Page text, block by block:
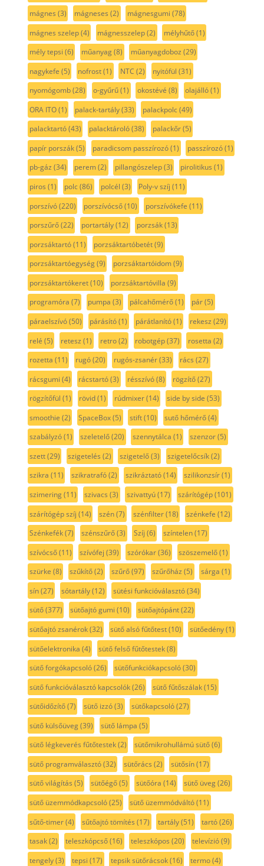
mágnes (3) mágneses (2) mágnesgumi (78)
mágnes szelep(4) mágnesszelep(2) mélyhűtő(1)
mély tepsi (6) műanyag(8) műanyagdoboz (29)
nagykefe (5) nofrost(1) NTC (2) nyitófül (31)
nyomógomb(28) o-gyűrű(1) okostévé (8) olajálló(1)
ORA ITO(1) palack-tartály(33) palackpolc(49)
palacktartó(43) palacktároló(38) palackőr(5)
papír porszák(5) paradicsom passzírozó(1) passzírozó(1)
pb-gáz (34) perem(2) pillangószelep(3) pirolitikus (1)
piros (1) polc(86) polcél (3) Poly-v szíj (11)
porszívó(220) porszívócső(10) porszívókefe (11)
porszűrő(22) portartály(12) porzsák(13)
porzsáktartó(11) porzsáktartóbetét(9)
porzsáktartóegység(9) porzsáktartóidom(9)
porzsáktartókeret(10) porzsáktartóvilla (9)
programóra (7) pumpa (3) pálcahőmérő(1) pár(5)
páraelszívó(50) párásító(1) párátlanító(1) rekesz (29)
relé (5) retesz (1) retro(2) robotgép(37) rosetta (2)
rozetta (11) rugó(20) rugós-zsanér(33) rács (27)
rácsgumi (4) rácstartó(3) résszívó(8) rögzítő(27)
rögzítőfül (1) rövid(1) rúdmixer(14) side by side (53)
smoothie (2) SpaceBox(5) stift(10) sutő hőmérő(4)
szabályzó(1) szeletelő(20) szennytálca (1) szenzor(5)
szett(29) szigetelés (2) szigetelő(3) szigetelőcsík(2)
szikra (11) szikratrafó(2) szikráztató(14) szilikonzsír(1)
szimering(11) szivacs (3) szivattyú(17) szárítógép(101)
szárítógép szíj (14) szén(7) szénfilter(18) szénkefe (12)
Szénkefék(7) szénszűrő(3) Szíj (6) színtelen(17)
szívócső(11) szívófej (39) szórókar(36) szöszemelő(1)
szürke (8) szűkítő(2) szűrő(97) szűrőház (5) sárga (1)
sín(27) sótartály(12) sütési funkcióválasztó(34)
sütő(377) sütőajtó gumi (10) sütőajtópánt(22)
sütőajtó zsanérok(32) sütő alsó fűtőtest(10) sütőedény(1)
sütőelektronika (4) sütő felső fűtőtestek(8)
sütő forgókapcsoló(26) sütőfunkciókapcsoló(30)
sütő funkcióválasztó kapcsolók(26) sütő fűtőszálak(15)
sütőidőzítő(7) sütő izzó(3) sütőkapcsoló(27)
sütő külsőüveg(39) sütő lámpa (5)
sütő légkeverés fűtőtestek(2) sütőmikrohullámú sütő(6)
sütő programválasztó(32) sütőrács (2) sütősín(17)
sütő világítás (5) sütőégő(5) sütőóra (14) sütő üveg(26)
sütő üzemmódkapcsoló(25) sütő üzemmódváltó(11)
sűtő-timer(4) sűtőajtó tömítés (17) tartály(51) tartó(26)
tasak(2) teleszkópcső(16) teleszkópos (20) televízió(9)
tengely(3) tepsi (17) tepsik sütőrácsok(16) termo(4)